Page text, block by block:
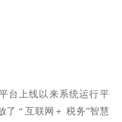
台上线以来系统运行平
了 “ 互联网＋ 税务”智慧